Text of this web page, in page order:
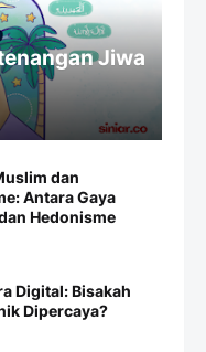
Jiwa
dan
Antara Gaya
Hedonisme
Digital: Bisakah
Dipercaya?